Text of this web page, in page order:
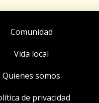
Comunidad
Vida local
Quienes somos
de privacidad